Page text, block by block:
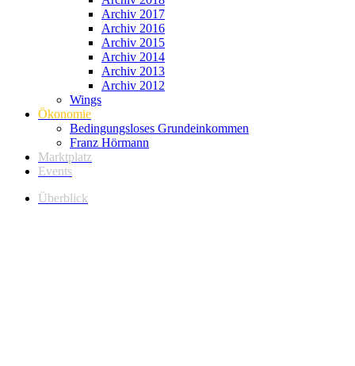
Archiv 2017
Archiv 2016
Archiv 2015
Archiv 2014
Archiv 2013
Archiv 2012
Wings
Ökonomie
Bedingungsloses Grundeinkommen
Franz Hörmann
Marktplatz
Events
Überblick